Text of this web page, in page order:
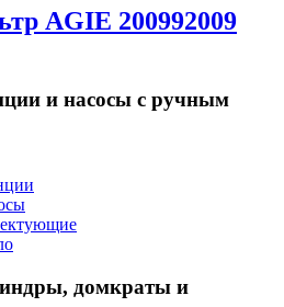
AGIE 200992009
и насосы с ручным
домкраты и